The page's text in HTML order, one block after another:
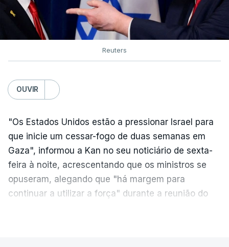
Reuters
OUVIR
"Os Estados Unidos estão a pressionar Israel para
que inicie um cessar-fogo de duas semanas em
Gaza", informou a Kan no seu noticiário de sexta-
feira à noite, acrescentando que os ministros se
opuseram, alegando que "há margem para
continuar a utilizar a força" durante a reunião do